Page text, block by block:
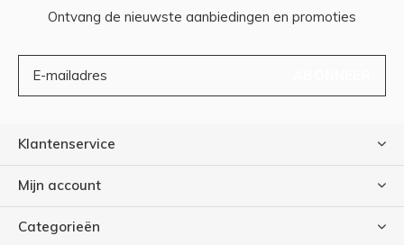
Ontvang de nieuwste aanbiedingen en promoties
Klantenservice
Mijn account
Categorieën